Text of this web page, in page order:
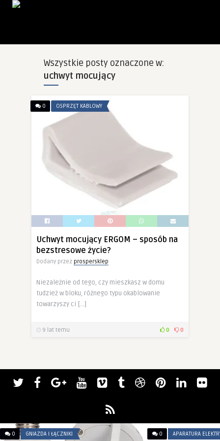
Wszystkie posty oznaczone w:
uchwyt mocujący
0 OSPRZĘT KABLOWY
Uchwyt mocujący ERGOM – sposób na
bezstresowe życie?
Dodany przez prospersklep
Niezależnie od tego, czy mieszkasz w domu
tudzież w bloku, różnego typu okablowanie
towarzyszy ci […]
9 lat temu 0 0
0 GNIAZDA I ŁĄCZNIKI 0 APARATURA